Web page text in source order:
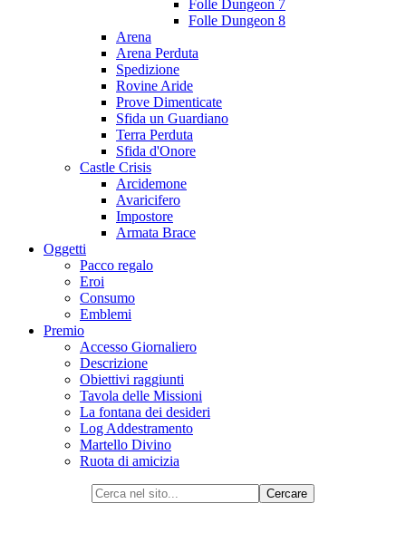
Folle Dungeon 7
Folle Dungeon 8
Arena
Arena Perduta
Spedizione
Rovine Aride
Prove Dimenticate
Sfida un Guardiano
Terra Perduta
Sfida d'Onore
Castle Crisis
Arcidemone
Avaricifero
Impostore
Armata Brace
Oggetti
Pacco regalo
Eroi
Consumo
Emblemi
Premio
Accesso Giornaliero
Descrizione
Obiettivi raggiunti
Tavola delle Missioni
La fontana dei desideri
Log Addestramento
Martello Divino
Ruota di amicizia